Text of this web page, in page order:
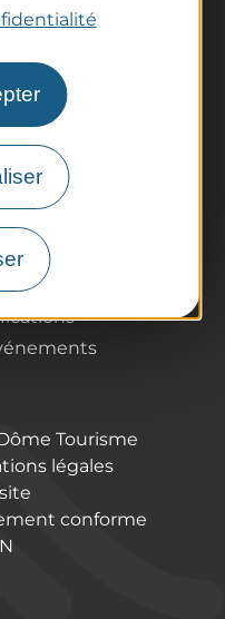
?
Tourisme
légales
conforme